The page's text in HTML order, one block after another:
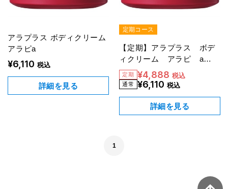
アラプラス ボディクリーム
アラピa
¥6,110 税込
詳細を見る
定期コース
【定期】アラプラス ボデ
ィクリーム アラピ a
（20％OFF）
¥4,888 税込
¥6,110 税込
詳細を見る
1